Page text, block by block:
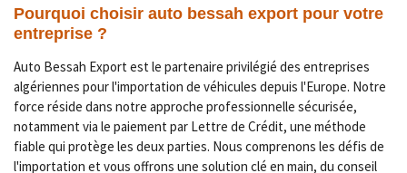
Pourquoi choisir auto bessah export pour votre
entreprise ?
Auto Bessah Export est le partenaire privilégié des entreprises
algériennes pour l'importation de véhicules depuis l'Europe. Notre
force réside dans notre approche professionnelle sécurisée,
notamment via le paiement par Lettre de Crédit, une méthode
fiable qui protège les deux parties. Nous comprenons les défis de
l'importation et vous offrons une solution clé en main, du conseil